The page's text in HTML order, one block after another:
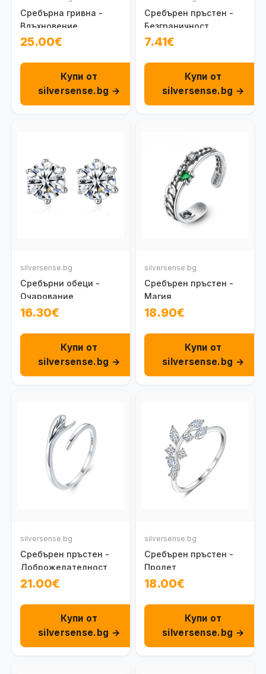
Сребърна гривна -
Вдъхновение
25.00€
Купи от
silversense.bg →
Сребърен пръстен -
Безграничност
7.41€
Купи от
silversense.bg →
silversense.bg
Сребърни обеци -
Очарование
16.30€
Купи от
silversense.bg →
silversense.bg
Сребърен пръстен -
Магия
18.90€
Купи от
silversense.bg →
silversense.bg
Сребърен пръстен -
Доброжелателност
21.00€
Купи от
silversense.bg →
silversense.bg
Сребърен пръстен -
Пролет
18.00€
Купи от
silversense.bg →